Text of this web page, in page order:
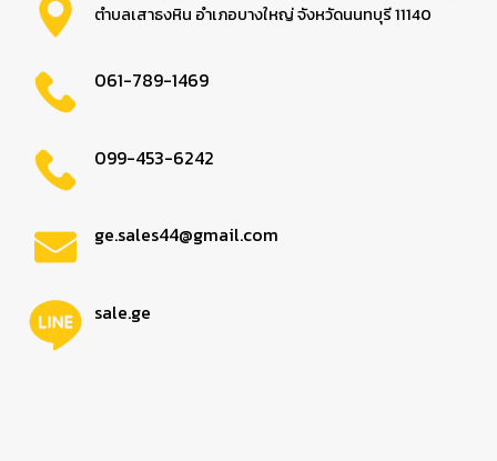
ตำบลเสาธงหิน อำเภอบางใหญ่ จังหวัดนนทบุรี 11140
061-789-1469
099-453-6242
ge.sales44@gmail.com
sale.ge